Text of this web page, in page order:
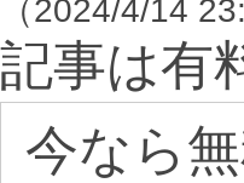
（2024/4/14
記事は有
今なら